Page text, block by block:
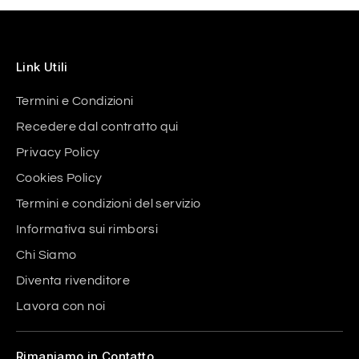
Link Utili
Termini e Condizioni
Recedere dal contratto qui
Privacy Policy
Cookies Policy
Termini e condizioni del servizio
Informativa sui rimborsi
Chi Siamo
Diventa rivenditore
Lavora con noi